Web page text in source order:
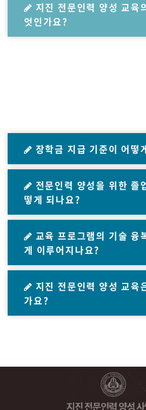
지진 전문인력 양성 교육
엇인가요?
장학금 지급 기준이 어떻
전문인력 양성을 위한 졸
떻게 되나요?
교육 프로그램의 기술 융
게 이루어지나요?
지진 전문인력 양성 교육
가요?